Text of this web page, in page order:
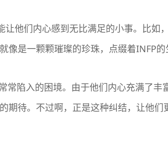
让他们内心感到无比满足的小事。比
像是一颗颗璀璨的珍珠，点缀着INFP
常陷入的困境。由于他们内心充满了
期待。不过啊，正是这种纠结，让他